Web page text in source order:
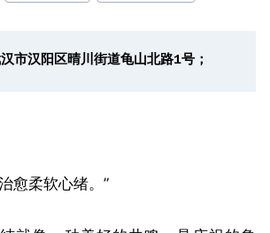
市汉阳区晴川街道龟山北路1号；
愈柔软心绪。”